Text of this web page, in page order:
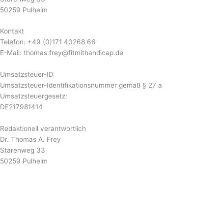
50259 Pulheim
Kontakt
Telefon: +49 (0)171 40268 66
E-Mail: thomas.frey@fitmithandicap.de
Umsatzsteuer-ID
Umsatzsteuer-Identifikationsnummer gemäß § 27 a
Umsatzsteuergesetz:
DE217981414
Redaktionell verantwortlich
Dr. Thomas A. Frey
Starenweg 33
50259 Pulheim